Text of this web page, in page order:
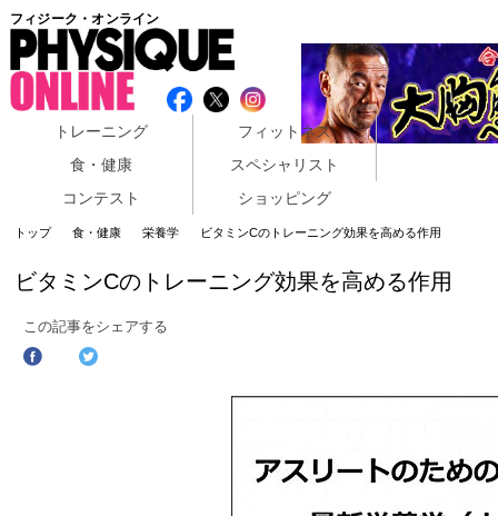
フィジーク・オンライン
トレーニング
フィットネス
食・健康
スペシャリスト
コンテスト
ショッピング
トップ 食・健康 栄養学 ビタミンCのトレーニング効果を高める作用
ビタミンCのトレーニング効果を高める作用
この記事をシェアする